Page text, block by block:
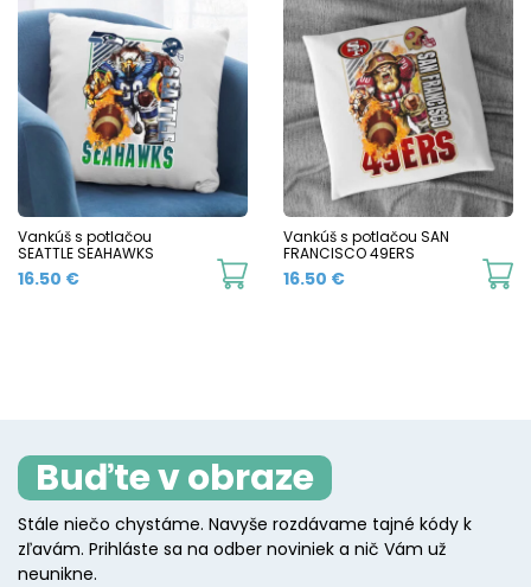
Vankúš s potlačou
SEATTLE SEAHAWKS
16.50 €
Vankúš s potlačou SAN
FRANCISCO 49ERS
16.50 €
Buďte v obraze
Stále niečo chystáme. Navyše rozdávame tajné kódy k
zľavám. Prihláste sa na odber noviniek a nič Vám už
neunikne.